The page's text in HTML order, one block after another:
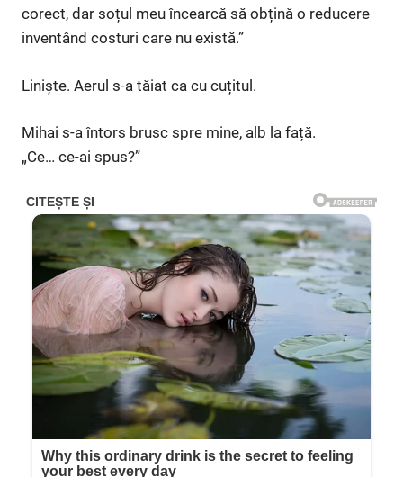
corect, dar soțul meu încearcă să obțină o reducere
inventând costuri care nu există.”
Liniște. Aerul s-a tăiat ca cu cuțitul.
Mihai s-a întors brusc spre mine, alb la față.
„Ce… ce-ai spus?”